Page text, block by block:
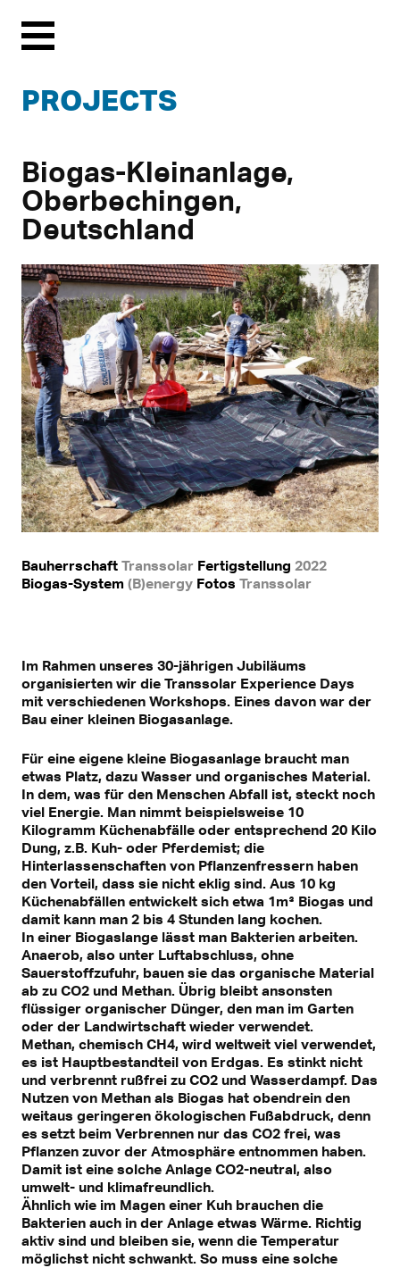
Menu
PROJECTS
Biogas-Kleinanlage,
Oberbechingen,
Deutschland
Bauherrschaft Transsolar Fertigstellung 2022
Biogas-System (B)energy Fotos Transsolar
Im Rahmen unseres 30-jährigen Jubiläums
organisierten wir die Transsolar Experience Days
mit verschiedenen Workshops. Eines davon war der
Bau einer kleinen Biogasanlage.
Für eine eigene kleine Biogasanlage braucht man
etwas Platz, dazu Wasser und organisches Material.
In dem, was für den Menschen Abfall ist, steckt noch
viel Energie. Man nimmt beispielsweise 10
Kilogramm Küchenabfälle oder entsprechend 20 Kilo
Dung, z.B. Kuh- oder Pferdemist; die
Hinterlassenschaften von Pflanzenfressern haben
den Vorteil, dass sie nicht eklig sind. Aus 10 kg
Küchenabfällen entwickelt sich etwa 1m³ Biogas und
damit kann man 2 bis 4 Stunden lang kochen.
In einer Biogaslange lässt man Bakterien arbeiten.
Anaerob, also unter Luftabschluss, ohne
Sauerstoffzufuhr, bauen sie das organische Material
ab zu CO2 und Methan. Übrig bleibt ansonsten
flüssiger organischer Dünger, den man im Garten
oder der Landwirtschaft wieder verwendet.
Methan, chemisch CH4, wird weltweit viel verwendet,
es ist Hauptbestandteil von Erdgas. Es stinkt nicht
und verbrennt rußfrei zu CO2 und Wasserdampf. Das
Nutzen von Methan als Biogas hat obendrein den
weitaus geringeren ökologischen Fußabdruck, denn
es setzt beim Verbrennen nur das CO2 frei, was
Pflanzen zuvor der Atmosphäre entnommen haben.
Damit ist eine solche Anlage CO2-neutral, also
umwelt- und klimafreundlich.
Ähnlich wie im Magen einer Kuh brauchen die
Bakterien auch in der Anlage etwas Wärme. Richtig
aktiv sind und bleiben sie, wenn die Temperatur
möglichst nicht schwankt. So muss eine solche